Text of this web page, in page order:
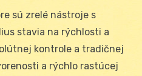
sú zrelé nástroje s
stavia na rýchlosti a
kontrole a tradičnej
a rýchlo rastúcej